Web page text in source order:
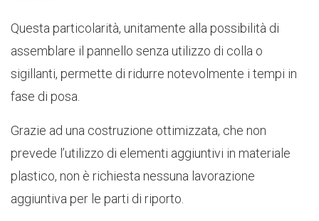
Questa particolarità, unitamente alla possibilità di
assemblare il pannello senza utilizzo di colla o
sigillanti, permette di ridurre notevolmente i tempi in
fase di posa.
Grazie ad una costruzione ottimizzata, che non
prevede l’utilizzo di elementi aggiuntivi in materiale
plastico, non è richiesta nessuna lavorazione
aggiuntiva per le parti di riporto.